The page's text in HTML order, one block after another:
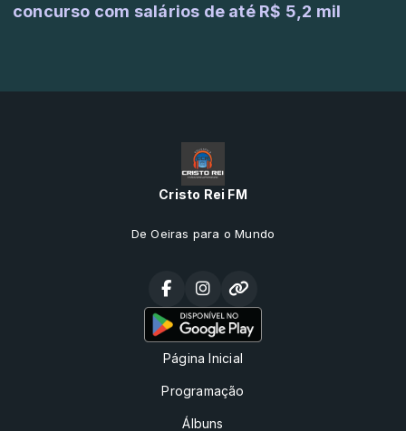
concurso com salários de até R$ 5,2 mil
Cristo Rei FM
De Oeiras para o Mundo
Página Inicial
Programação
Álbuns